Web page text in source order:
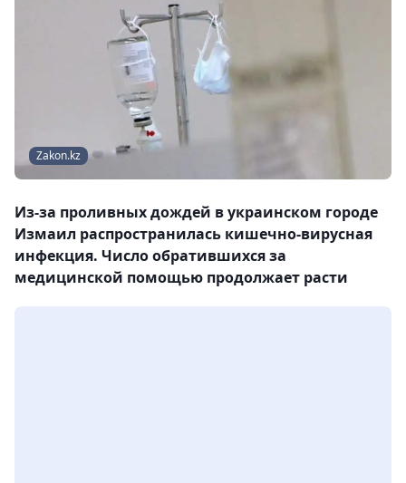
Zakon.kz
Из-за проливных дождей в украинском городе
Измаил распространилась кишечно-вирусная
инфекция. Число обратившихся за
медицинской помощью продолжает расти